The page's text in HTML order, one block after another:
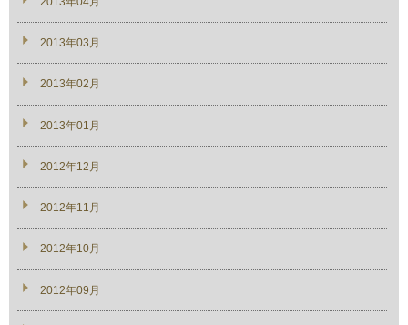
2013年03月
2013年02月
2013年01月
2012年12月
2012年11月
2012年10月
2012年09月